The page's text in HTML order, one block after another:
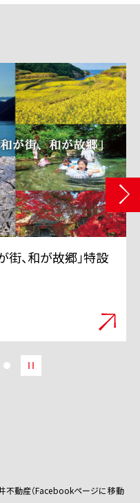
三井のすずちゃん」
日から全国で放映
不動産（Facebookページに移動